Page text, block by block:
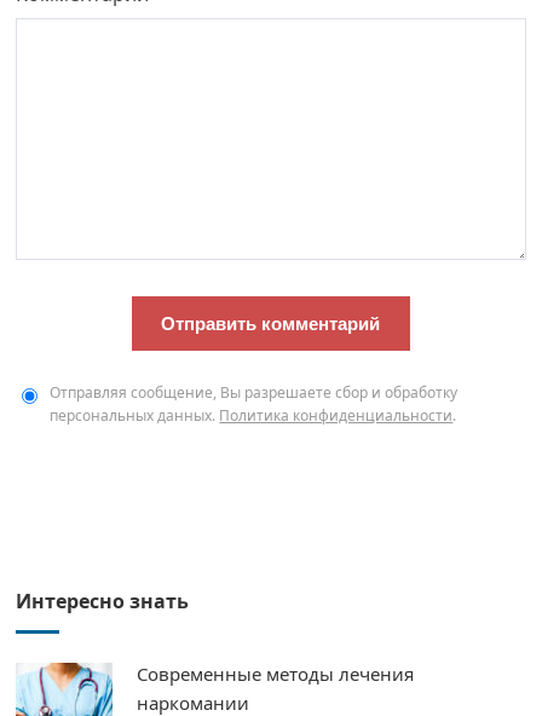
Отправляя сообщение, Вы разрешаете сбор и обработку
персональных данных. Политика конфиденциальности.
Интересно знать
Современные методы лечения
наркомании